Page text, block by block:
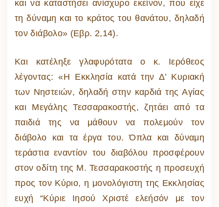
και να καταστήσει ανίσχυρο εκείνον, που είχε
τη δύναμη και το κράτος του θανάτου, δηλαδή
τον διάβολο» (Εβρ. 2,14).
Και κατέληξε γλαφυρότατα ο κ. Ιερόθεος
λέγοντας: «Η Εκκλησία κατά την Δ’ Κυριακή
των Νηστειών, δηλαδή στην καρδιά της Αγίας
και Μεγάλης Τεσσαρακοστής, ζητάει από τα
παιδιά της να μάθουν να πολεμούν τον
διάβολο και τα έργα του. Όπλα και δύναμη
τεράστια εναντίον του διαβόλου προσφέρουν
στον οδίτη της Μ. Τεσσαρακοστής η προσευχή
προς τον Κύριο, η μονολόγιστη της Εκκλησίας
ευχή “Κύριε Ιησού Χριστέ ελεήσόν με τον